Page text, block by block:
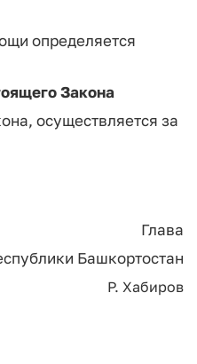
определяется
Закона
осуществляется за
Глава
Башкортостан
Р. Хабиров